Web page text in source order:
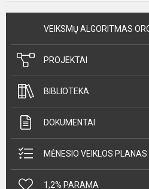
VEIKSMŲ ALGORITMAS
PROJEKTAI
BIBLIOTEKA
DOKUMENTAI
MĖNESIO VEIKLOS PLANAS
1,2% PARAMA